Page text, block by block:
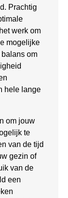
Prachtig
werk om
mogelijke
om
hele lange
om jouw
te
van de tijd
gezin of
van de
een